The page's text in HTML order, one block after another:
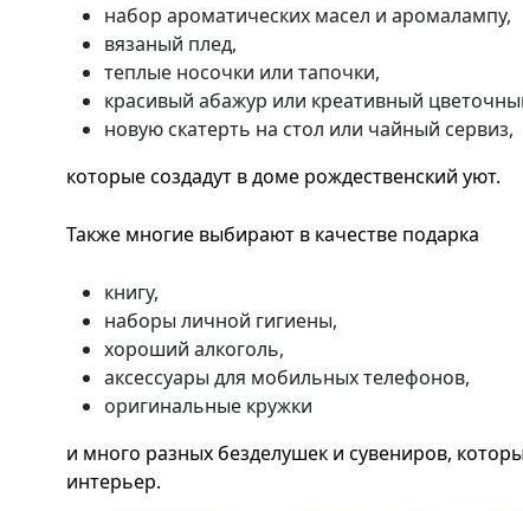
набор ароматических масел и аромалампу,
вязаный плед,
теплые носочки или тапочки,
красивый абажур или креативный
новую скатерть на стол или чайный сервиз,
которые создадут в доме рождественский уют.
Также многие выбирают в качестве подарка
книгу,
наборы личной гигиены,
хороший алкоголь,
аксессуары для мобильных телефонов,
оригинальные кружки
и много разных безделушек и сувениров,
интерьер.